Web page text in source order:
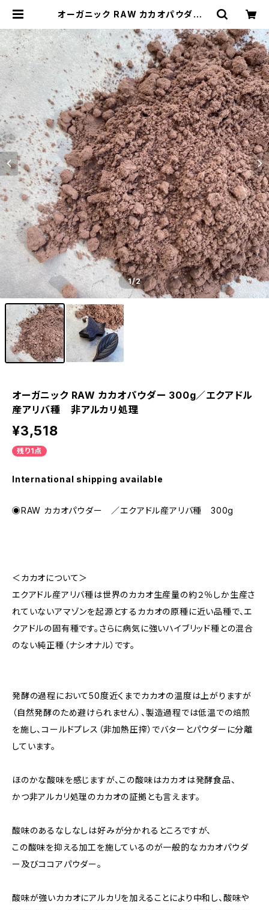
オーガニック RAW カカオパウダー 3
ルカリ処理 | RAW JOURNEY オ
ーガニックナッツ・ローカカオ・ドライ
フルーツの通販
1/2
オーガニック RAW カカオパウダー 300g／エクアドル
産アリバ種 非アルカリ処理
¥3,518
残り1点
International shipping available
◉RAW カカオパウダー ／エクアドル産アリバ種 300g
＜カカオについて＞
エクアドル産アリバ種は世界のカカオ生産量の約２％しか生産さ
れていないアマゾンを起源とするカカオの原種に近い品種で、エ
クアドルの固有種です。さらに病気に強いハイブリッド種との混合
のない純正種（ナシオナル）です。
発酵の過程において50度近くまでカカオの温度は上がりますが
（自然発酵のため避けられません）、製造過程では低温での焙煎
を施し、コールドプレス（非加熱圧搾）でバターとパウダーに分離
しています。
ほのかな酸味を感じますが、この酸味はカカオは発酵食品、
かつ非アルカリ処理のカカオの証拠とも言えます。
酸味のあるなしなしは好みが分かれるところですが、
この酸味を抑える加工を施しているのが一般的なカカオパウダ
ー及びココアパウダー。
酸味が強いカカオにアルカリを加えることにより中和し、酸味や